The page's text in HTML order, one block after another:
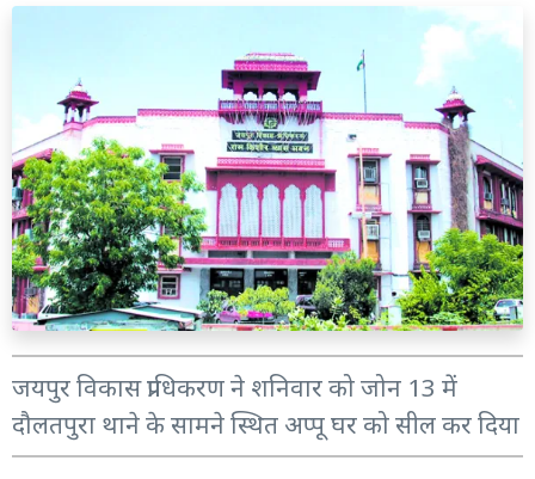
जयपुर विकास प्राधिकरण ने शनिवार को जोन 13 में
दौलतपुरा थाने के सामने स्थित अप्पू घर को सील कर दिया